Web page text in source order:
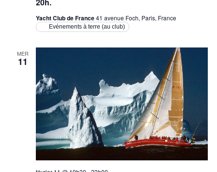
20h.
Yacht Club de France41 avenue Foch, Paris, France
Evénements à terre (au club)
MER
11